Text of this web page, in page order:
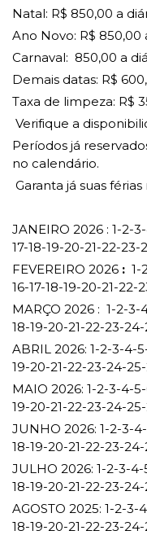
Natal: R$ 850,00 a
Ano Novo: R$ 850,00
Carnaval: 850,00 a
Demais datas: R$
Taxa de limpeza: R$
Verifique a
Períodos já
no calendário.
Garanta já suas férias
JANEIRO 2026 : 1-2-
17-18-19-20-21-22-
FEVEREIRO 2026 : 1-
16-17-18-19-20-21-
MARÇO 2026 : 1-2-3-
18-19-20-21-22-23-
ABRIL 2026: 1-2-3-4-
19-20-21-22-23-24-
MAIO 2026: 1-2-3-4-5-
19-20-21-22-23-24-
JUNHO 2026: 1-2-3-4-
18-19-20-21-22-23-
JULHO 2026: 1-2-3-4-
18-19-20-21-22-23-
AGOSTO 2025: 1-2-3-
18-19-20-21-22-23-